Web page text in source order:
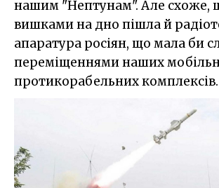
нашим "Нептунам". Але схоже,
вишками на дно пішла й
апаратура росіян, що мала би
переміщеннями наших
протикорабельних комплексів.